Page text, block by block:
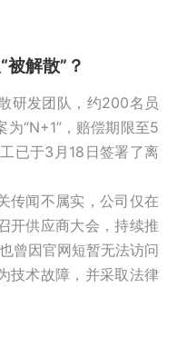
解散”？
研发团队，约200名员
“N+1”，赔偿期限至5
已于3月18日签署了离
传闻不属实，公司仅在
开供应商大会，持续推
曾因官网短暂无法访问
技术故障，并采取法律